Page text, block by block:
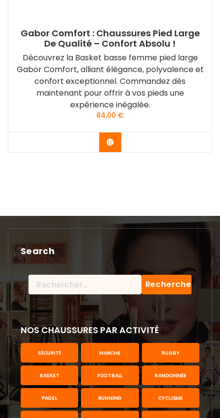
Gabor Comfort : Chaussures Pied Large
De Qualité – Confort Absolu !
Découvrez la Basket basse femme pied large
Gabor Comfort, alliant élégance, polyvalence et
confort exceptionnel. Commandez dès
maintenant pour offrir à vos pieds une
expérience inégalée.
84,00 €
Vérifier le dernier prix
Search
Rechercher :
NOS CHAUSSURES PAR ACTIVITÉ
SÉCURITÉ MARCHE RUGBY
BASKET FOOTBALL RANDONNÉE
PADEL RUNNING CYCLISME